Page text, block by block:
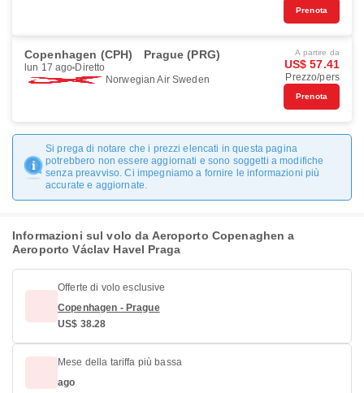
Prenota
Copenhagen (CPH) Prague (PRG)
lun 17 ago Diretto
Norwegian Air Sweden
A partire da
US$ 57.41
Prezzo/pers
Prenota
Si prega di notare che i prezzi elencati in questa pagina
potrebbero non essere aggiornati e sono soggetti a modifiche
senza preavviso. Ci impegniamo a fornire le informazioni più
accurate e aggiornate.
Informazioni sul volo da Aeroporto Copenaghen a
Aeroporto Václav Havel Praga
Offerte di volo esclusive
Copenhagen - Prague
US$ 38.28
Mese della tariffa più bassa
ago